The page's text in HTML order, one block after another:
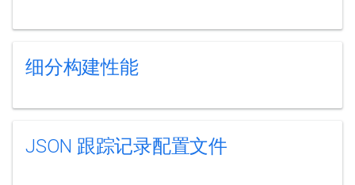
细分构建性能
JSON 跟踪记录配置文件